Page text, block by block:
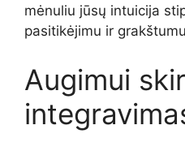
mėnuliu jūsų intuicija
pasitikėjimu ir
Augimui